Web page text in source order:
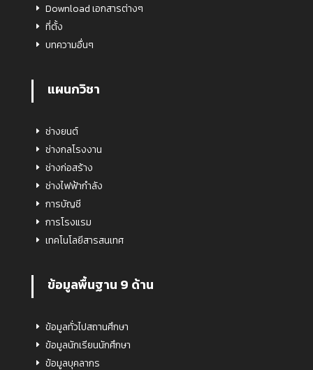
Download เอกสารต่างๆ
ที่ตั้ง
บทความอื่นๆ
แผนกวิชา
ช่างยนต์
ช่างกลโรงงาน
ช่างก่อสร้าง
ช่างไฟฟ้ากำลัง
การบัญชี
การโรงแรม
เทคโนโลยีสารสนเทศ
ข้อมูลพื้นฐาน 9 ด้าน
ข้อมูลทั่วไปสถานศึกษา
ข้อมูลนักเรียนนักศึกษา
ข้อมูลบุคลากร